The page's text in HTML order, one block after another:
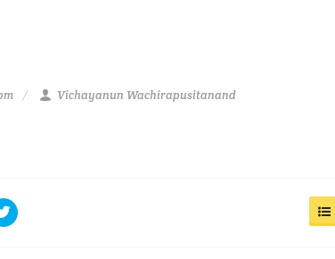
Vichayanun Wachirapusitanand